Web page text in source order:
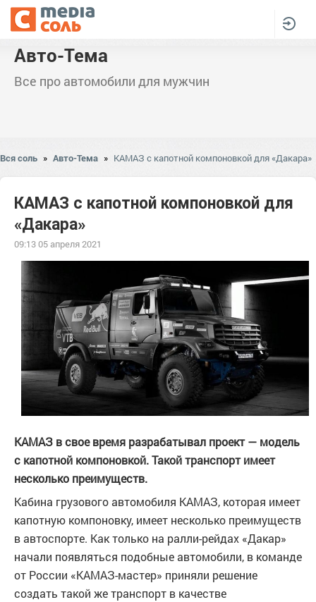
Авто-Тема
Все про автомобили для мужчин
Вся соль » Авто-Тема » КАМАЗ с капотной компоновкой для «Дакара»
КАМАЗ с капотной компоновкой для
«Дакара»
09:13 05 апреля 2021
КАМАЗ в свое время разрабатывал проект — модель
с капотной компоновкой. Такой транспорт имеет
несколько преимуществ.
Кабина грузового автомобиля КАМАЗ, которая имеет
капотную компоновку, имеет несколько преимуществ
в автоспорте. Как только на ралли-рейдах «Дакар»
начали появляться подобные автомобили, в команде
от России «КАМАЗ-мастер» приняли решение
создать такой же транспорт в качестве